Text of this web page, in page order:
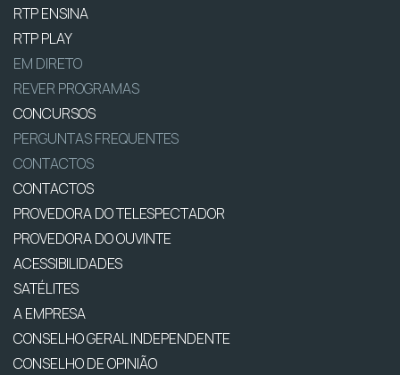
RTP ENSINA
RTP PLAY
EM DIRETO
REVER PROGRAMAS
CONCURSOS
PERGUNTAS FREQUENTES
CONTACTOS
CONTACTOS
PROVEDORA DO TELESPECTADOR
PROVEDORA DO OUVINTE
ACESSIBILIDADES
SATÉLITES
A EMPRESA
CONSELHO GERAL INDEPENDENTE
CONSELHO DE OPINIÃO